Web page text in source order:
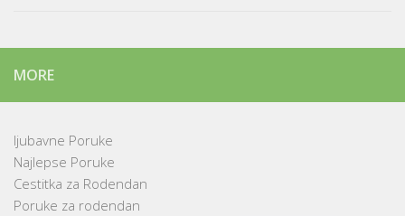
MORE
ljubavne Poruke
Najlepse Poruke
Cestitka za Rodendan
Poruke za rodendan